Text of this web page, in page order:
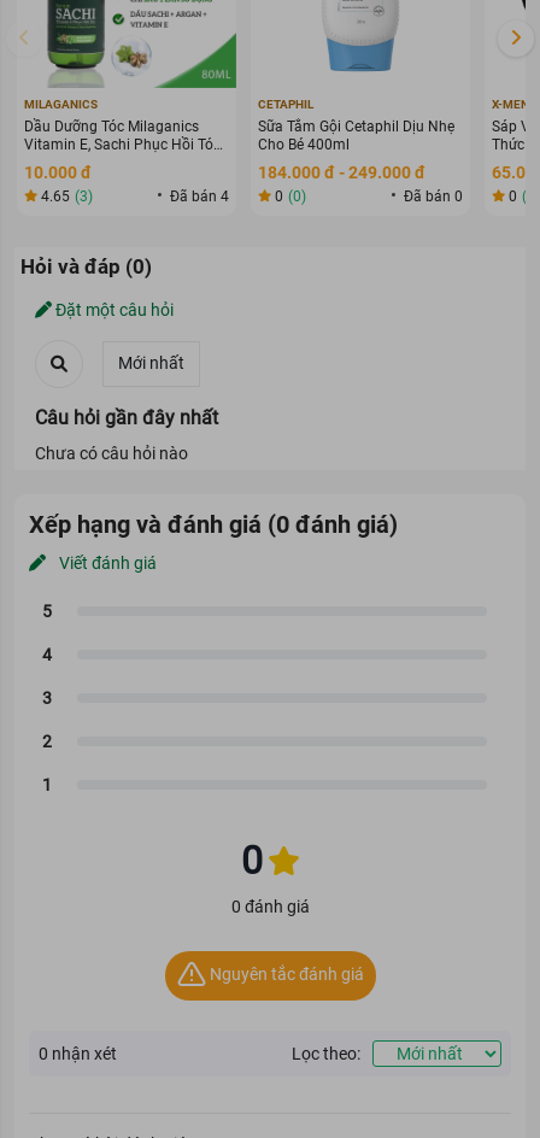
MILAGANICS
Dầu Dưỡng Tóc Milaganics
Vitamin E, Sachi Phục Hồi Tóc
80ml
10.000 đ
4.65 (3) Đã bán 4
CETAPHIL
Sữa Tắm Gội Cetaphil Dịu Nhẹ
Cho Bé 400ml
184.000 đ - 249.000 đ
0 (0) Đã bán 0
X-MEN
Sáp
Thức
70g
0 (0)
Hỏi và đáp (0)
Đặt một câu hỏi
Câu hỏi gần đây nhất
Chưa có câu hỏi nào
Xếp hạng và đánh giá (0 đánh giá)
Viết đánh giá
0
0 đánh giá
Nguyên tắc đánh giá
0 nhận xét Lọc theo: